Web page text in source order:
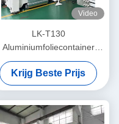
Video
LK-T130
Aluminiumfoliecontainer
Wegwerp rechthoekig Eco-
vriendelijk 1 lb foliepan
Krijg Beste Prijs